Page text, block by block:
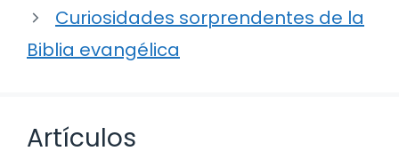
Curiosidades sorprendentes de la
Biblia evangélica
Artículos